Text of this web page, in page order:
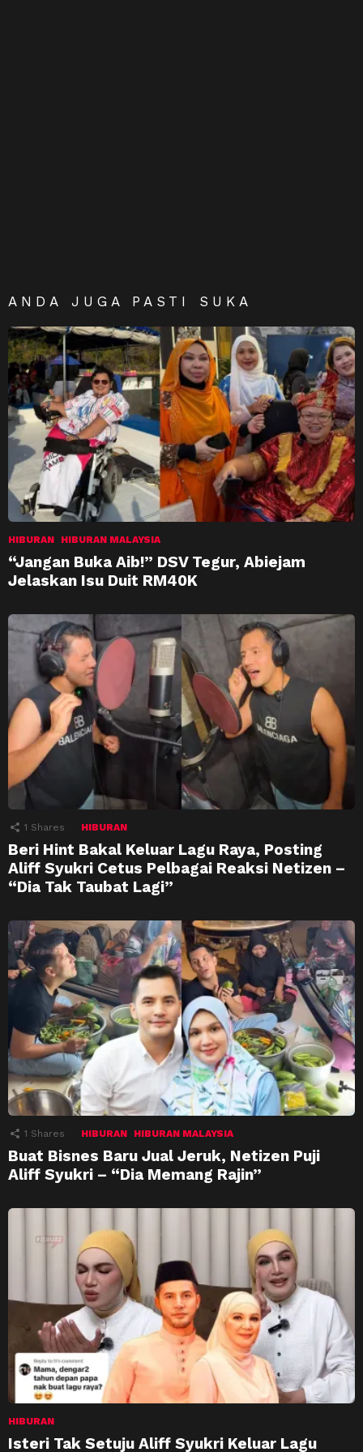
ANDA JUGA PASTI SUKA
HIBURAN HIBURAN MALAYSIA
“Jangan Buka Aib!” DSV Tegur, Abiejam
Jelaskan Isu Duit RM40K
1 Shares HIBURAN
Beri Hint Bakal Keluar Lagu Raya, Posting
Aliff Syukri Cetus Pelbagai Reaksi Netizen –
“Dia Tak Taubat Lagi”
1 Shares HIBURAN HIBURAN MALAYSIA
Buat Bisnes Baru Jual Jeruk, Netizen Puji
Aliff Syukri – “Dia Memang Rajin”
HIBURAN
Isteri Tak Setuju Aliff Syukri Keluar Lagu